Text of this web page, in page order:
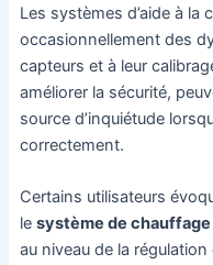
Les systèmes d’aide à
occasionnellement des
capteurs et à leur
améliorer la sécurité,
source d’inquiétude
correctement.
Certains utilisateurs
le système de
au niveau de la